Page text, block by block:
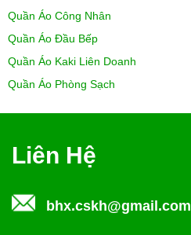
Quần Áo Công Nhân
Quần Áo Đầu Bếp
Quần Áo Kaki Liên Doanh
Quần Áo Phòng Sạch
Liên Hệ
bhx.cskh@gmail.com